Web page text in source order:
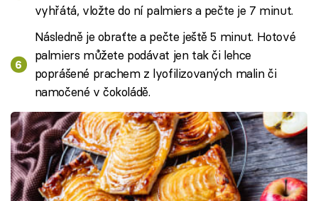
vyhřátá, vložte do ní palmiers a pečte je 7 minut.
Následně je obraťte a pečte ještě 5 minut. Hotové
palmiers můžete podávat jen tak či lehce
poprášené prachem z lyofilizovaných malin či
namočené v čokoládě.